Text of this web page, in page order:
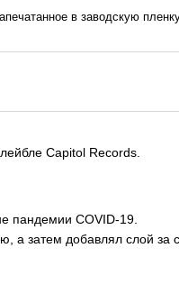
в заводскую
Capitol Records.
пандемии COVID-19.
а затем добавлял слой за